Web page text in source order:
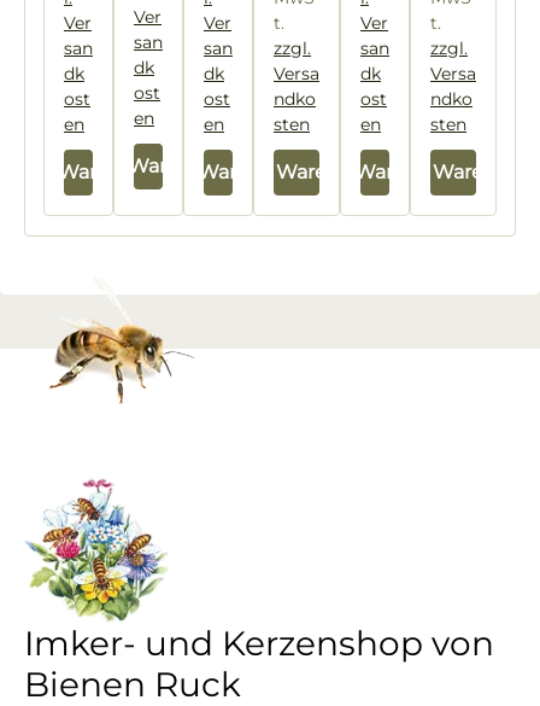
Ver
san
dk
ost
en
den Warenkorb
Ver
san
dk
ost
en
In den Warenkorb
Ver
san
dk
ost
en
In den Warenkorb
t.
zzgl.
Versa
ndko
sten
In den Warenkorb
Ver
san
dk
ost
en
In den Warenkorb
t.
zzgl.
Versa
ndko
sten
In den Warenkorb
Imker- und Kerzenshop von
Bienen Ruck